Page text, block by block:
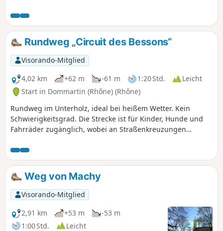
Rundweg „Circuit des Bessons“
Visorando-Mitglied
4,02 km
+62 m -61 m 1:20 Std.
Leicht
Start in Dommartin (Rhône) (Rhône)
Rundweg im Unterholz, ideal bei heißem Wetter. Kein
Schwierigkeitsgrad. Die Strecke ist für Kinder, Hunde und
Fahrräder zugänglich, wobei an Straßenkreuzungen
Weg von Machy
Visorando-Mitglied
2,91 km
+53 m
-53 m
1:00 Std.
Leicht